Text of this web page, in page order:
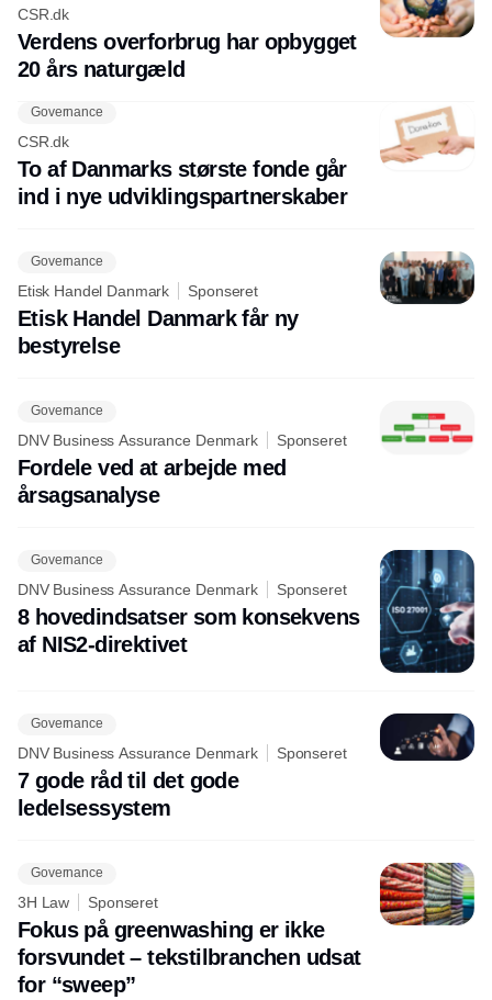
CSR.dk
Verdens overforbrug har opbygget
20 års naturgæld
Governance
CSR.dk
To af Danmarks største fonde går
ind i nye udviklingspartnerskaber
Governance
Etisk Handel Danmark Sponseret
Etisk Handel Danmark får ny
bestyrelse
Governance
DNV Business Assurance Denmark Sponseret
Fordele ved at arbejde med
årsagsanalyse
Governance
DNV Business Assurance Denmark Sponseret
8 hovedindsatser som konsekvens
af NIS2-direktivet
Governance
DNV Business Assurance Denmark Sponseret
7 gode råd til det gode
ledelsessystem
Governance
3H Law Sponseret
Fokus på greenwashing er ikke
forsvundet – tekstilbranchen udsat
for “sweep”